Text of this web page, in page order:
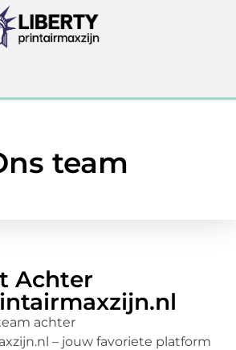
team
Achter
achter
– jouw favoriete platform